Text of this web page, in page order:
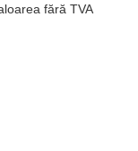
fără TVA